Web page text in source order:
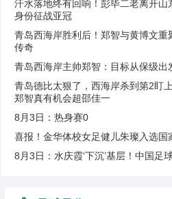
汗水落地终有回响！彭毕二老离开
身份征战亚冠
青岛西海岸胜利后！郑智与黄博文
传奇
青岛西海岸主帅郑智：目标从保级
青岛德比太狠了，西海岸杀到第2盯
郑智真有机会超邵佳一
8月3日：热身赛0
喜报！金华体校女足健儿朱璨入选国
8月3日：水庆霞‘下沉’基层！中国足